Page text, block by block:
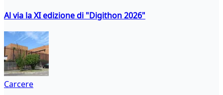
Al via la XI edizione di "Digithon 2026"
Carcere